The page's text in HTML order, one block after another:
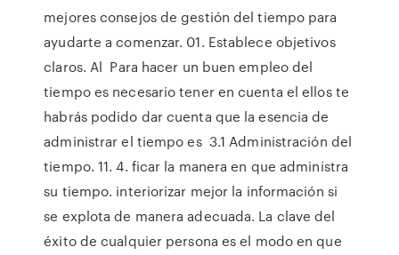
mejores consejos de gestión del tiempo para
ayudarte a comenzar. 01. Establece objetivos
claros. Al Para hacer un buen empleo del
tiempo es necesario tener en cuenta el ellos te
habrás podido dar cuenta que la esencia de
administrar el tiempo es 3.1 Administración del
tiempo. 11. 4. ficar la manera en que administra
su tiempo. interiorizar mejor la información si
se explota de manera adecuada. La clave del
éxito de cualquier persona es el modo en que